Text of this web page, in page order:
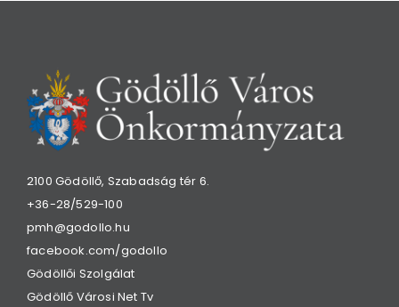
2100 Gödöllő, Szabadság tér 6.
+36-28/529-100
pmh@godollo.hu
facebook.com/godollo
Gödöllői Szolgálat
Gödöllő Városi Net Tv